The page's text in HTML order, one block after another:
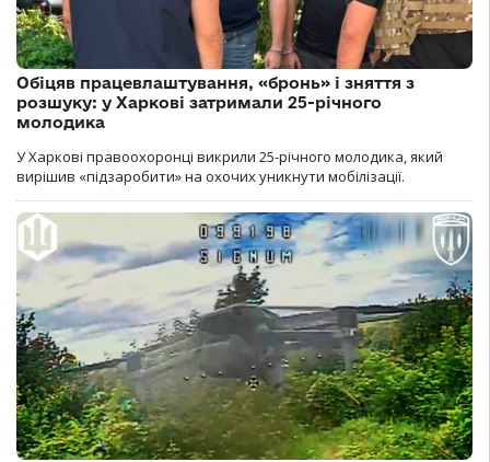
Обіцяв працевлаштування, «бронь» і зняття з
розшуку: у Харкові затримали 25-річного
молодика
У Харкові правоохоронці викрили 25-річного молодика, який
вирішив «підзаробити» на охочих уникнути мобілізації.